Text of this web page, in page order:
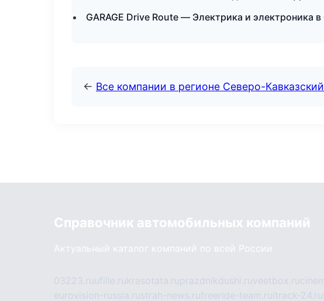
GARAGE Drive Route — Электрика и электроника в
← Все компании в регионе Северо-
Справочник автомобильных компаний
Актуальный каталог компаний по всей России
03223.ruufille.rukrasotata.ruprazdnikdushi.ruveetbox.ru
eurovision-russia.rustrah-news.rufreeride-team.ru itrack-24.ru